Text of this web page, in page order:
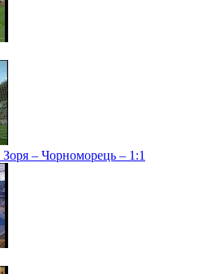
– Чорноморець – 1:1